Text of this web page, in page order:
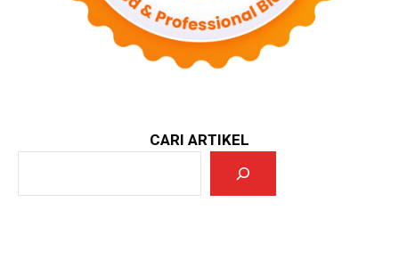
CARI ARTIKEL